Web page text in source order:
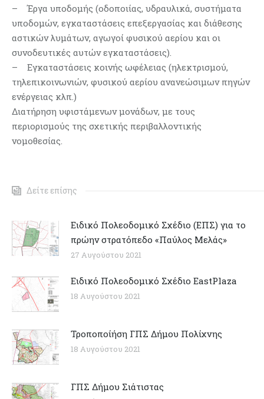
– Έργα υποδομής (οδοποιίας, υδραυλικά, συστήματα
υποδομών, εγκαταστάσεις επεξεργασίας και διάθεσης
αστικών λυμάτων, αγωγοί φυσικού αερίου και οι
συνοδευτικές αυτών εγκαταστάσεις).
– Εγκαταστάσεις κοινής ωφέλειας (ηλεκτρισμού,
τηλεπικοινωνιών, φυσικού αερίου ανανεώσιμων πηγών
ενέργειας κλπ.)
Διατήρηση υφιστάμενων μονάδων, με τους
περιορισμούς της σχετικής περιβαλλοντικής
νομοθεσίας.
Δείτε επίσης
Ειδικό Πολεοδομικό Σχέδιο (ΕΠΣ) για το
πρώην στρατόπεδο «Παύλος Μελάς»
27 Αυγούστου 2021
Ειδικό Πολεοδομικό Σχέδιο EastPlaza
18 Αυγούστου 2021
Τροποποίήση ΓΠΣ Δήμου Πολίχνης
18 Αυγούστου 2021
ΓΠΣ Δήμου Σιάτιστας